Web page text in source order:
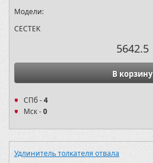
Модели:
CECTEK
5642.5
В корзину
СПб -4
Мск -0
Удлинитель толкателя отвала